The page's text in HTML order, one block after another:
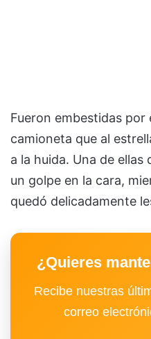
Fueron embestidas
camioneta que al
a la huida. Una de
un golpe en la cara,
quedó delicadamente
¿Quieres
Recibe nuestras
correo